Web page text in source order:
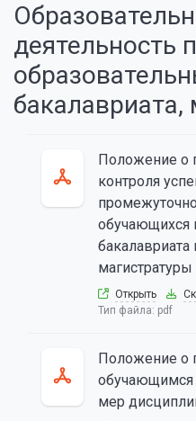
деятельность
бакалавриата,
Положение о
контроля
обучающихся
магистратуры
Открыть
Тип файла: pdf
Положение о
обучающимся
мер